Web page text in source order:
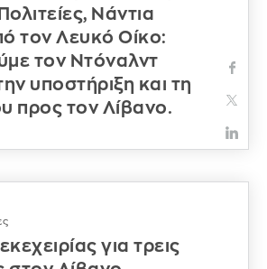
Νάντια
τον Λευκό Οίκο:
τον Ντόναλντ
υποστήριξη και τη
προς τον Λίβανο.
για τρεις